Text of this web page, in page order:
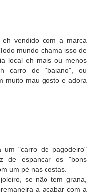
eh vendido com a marca
mundo chama isso de
local eh mais ou menos
carro de "baiano", ou
muito mau gosto e adora
um "carro de pagodeiro"
de espancar os "bons
um pé nas costas.
se não tem grana,
a acabar com a